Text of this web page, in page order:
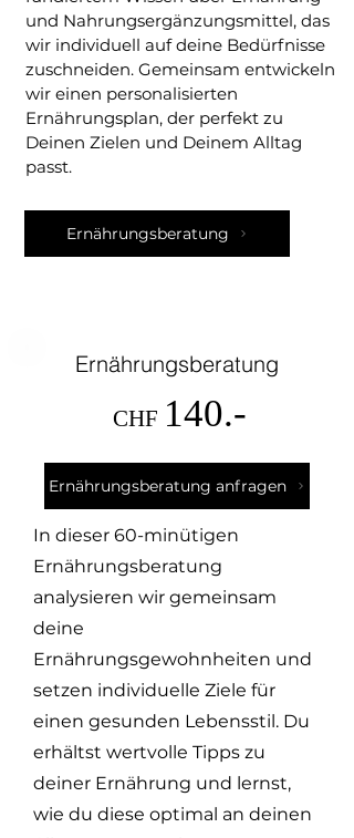
und Nahrungsergänzungsmittel, das
wir individuell auf deine Bedürfnisse
zuschneiden. Gemeinsam entwickeln
wir einen personalisierten
Ernährungsplan, der perfekt zu
Deinen Zielen und Deinem Alltag
passt.
Ernährungsberatung
Ernährungsberatung
CHF 140.-
Ernährungsberatung anfragen
In dieser 60-minütigen
Ernährungsberatung
analysieren wir gemeinsam
deine
Ernährungsgewohnheiten und
setzen individuelle Ziele für
einen gesunden Lebensstil. Du
erhältst wertvolle Tipps zu
deiner Ernährung und lernst,
wie du diese optimal an deinen